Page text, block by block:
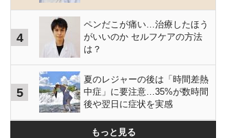
4
ペンだこが痛い…治療したほう
がいいのか セルフケアの方法
は？
5
夏のレジャーの後は「時間差熱
中症」に要注意…35%が数時間
後や翌日に症状を実感
もっと見る